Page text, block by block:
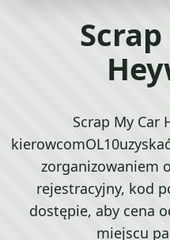
Scrap My Car
zorganizowaniem
rejestracyjny, kod
dostępie, aby cena
miejscu